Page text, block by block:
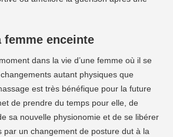
femme enceinte
dans la vie d’une femme où il se
autant physiques que
est très bénéfique pour la future
de prendre du temps pour elle, de
sa nouvelle physionomie et de se libérer
par un changement de posture dut à la